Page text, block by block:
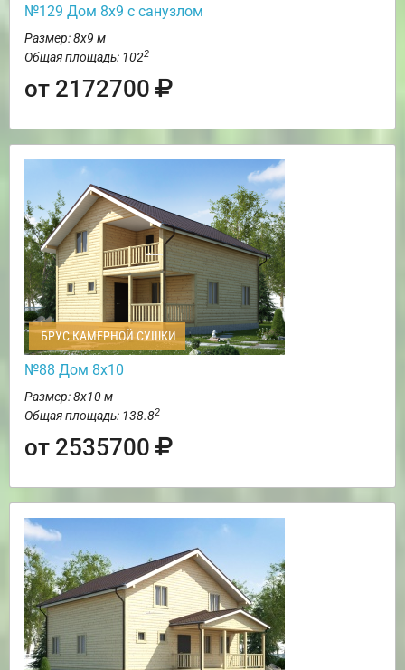
№129 Дом 8х9 с санузлом
Размер: 8х9 м
Общая площадь: 1022
от 2172700
БРУС КАМЕРНОЙ СУШКИ
№88 Дом 8х10
Размер: 8х10 м
Общая площадь: 138.82
от 2535700